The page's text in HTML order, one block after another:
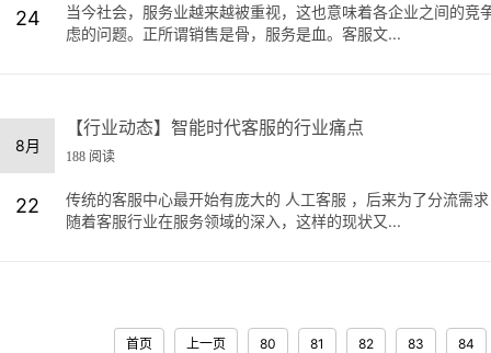
24
当今社会，服务业越来越被重视，这也意味着各企业之间的
虑的问题。正所谓销售是骨，服务是血。客服文...
8月
22
【行业动态】智能时代客服的行业痛点
188 阅读
传统的客服中心最开始有庞大的 人工客服 ，后来为了分流需
随着客服行业在服务领域的深入，这样的现状又...
首页 上一页 80 81 82 83 84